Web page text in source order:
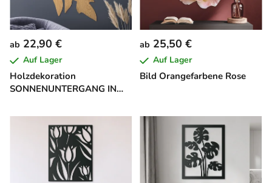
Holzdekoration
SONNENUNTERGANG IN
ab 22,90 €
Auf Lager
Bild Orangefarbene Rose
ab 25,50 €
Auf Lager